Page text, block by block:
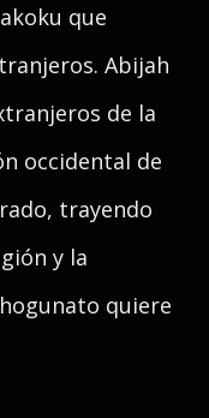
que
Abijah
de la
occidental de
trayendo
y la
quiere